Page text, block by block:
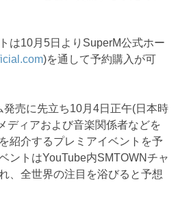
は10月5日よりSuperM公式ホー
)を通して予約購入が可
発売に先立ち10月4日正午(日本時
ディアおよび音楽関係者などを
紹介するプレミアイベントを予
ントはYouTube内SMTOWNチャ
、全世界の注目を浴びると予想